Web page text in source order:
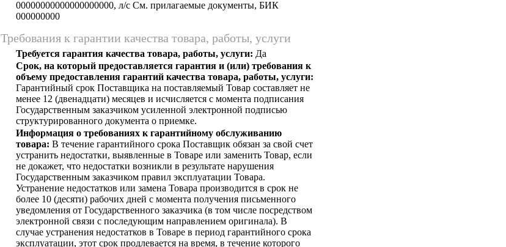
00000000000000000000, л/c См. прилагаемые документы, БИК
000000000
Требования к гарантии качества товара, работы, услуги
Требуется гарантия качества товара, работы, услуги: Да
Срок, на который предоставляется гарантия и (или) требования к
объему предоставления гарантий качества товара, работы, услуги:
Гарантийный срок Поставщика на поставляемый Товар составляет не
менее 12 (двенадцати) месяцев и исчисляется с момента подписания
Государственным заказчиком усиленной электронной подписью
структурированного документа о приемке.
Информация о требованиях к гарантийному обслуживанию
товара: В течение гарантийного срока Поставщик обязан за свой счет
устранить недостатки, выявленные в Товаре или заменить Товар, если
не докажет, что недостатки возникли в результате нарушения
Государственным заказчиком правил эксплуатации Товара.
Устранение недостатков или замена Товара производится в срок не
более 10 (десяти) рабочих дней с момента получения письменного
уведомления от Государственного заказчика (в том числе посредством
электронной связи с последующим направлением оригинала). В
случае устранения недостатков в Товаре в период гарантийного срока
эксплуатации, этот срок продлевается на время, в течение которого